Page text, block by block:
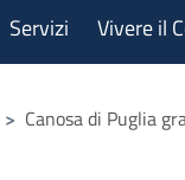
Servizi Vivere il
> Canosa di Puglia